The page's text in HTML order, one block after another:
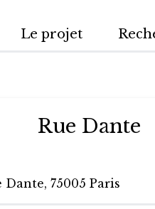
Le projet
Rue Dante
Dante, 75005 Paris